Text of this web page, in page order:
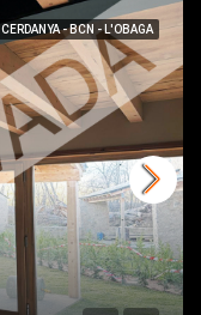
CERDANYA - BCN - L'OBAGA